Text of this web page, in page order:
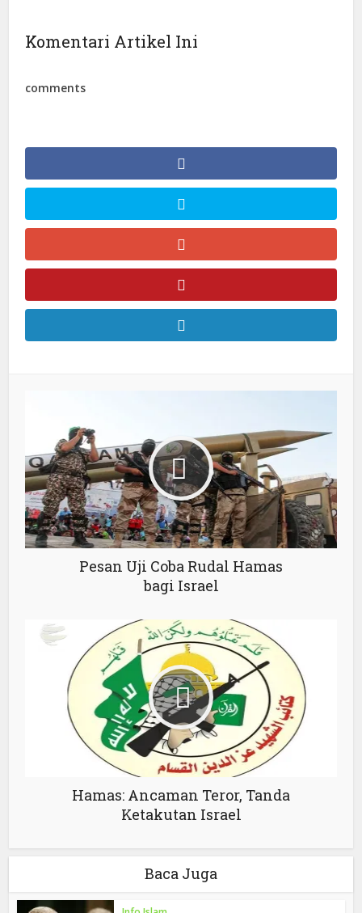
Komentari Artikel Ini
comments
Pesan Uji Coba Rudal Hamas
bagi Israel
Hamas: Ancaman Teror, Tanda
Ketakutan Israel
Baca Juga